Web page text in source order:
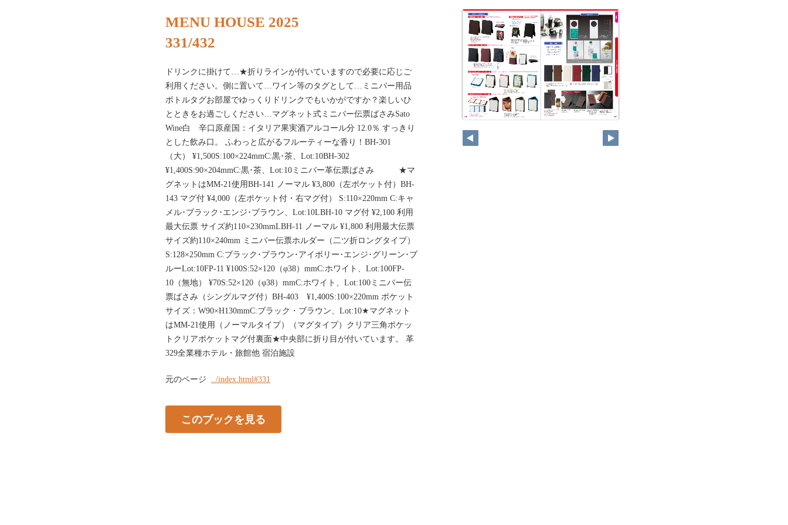
MENU HOUSE 2025
331/432
ドリンクに掛けて…★折りラインが付いていますので必要に応じご
利用ください。側に置いて…ワイン等のタグとして…ミニバー用品
ボトルタグお部屋でゆっくりドリンクでもいかがですか？楽しいひ
とときをお過ごしください…マグネット式ミニバー伝票ばさみSato
Wine白 辛口原産国：イタリア果実酒アルコール分 12.0％ すっきり
とした飲み口。 ふわっと広がるフルーティーな香り！BH-301
（大） ¥1,500S:100×224mmC:黒･茶、Lot:10BH-302
¥1,400S:90×204mmC:黒･茶、Lot:10ミニバー革伝票ばさみ ★マ
グネットはMM-21使用BH-141 ノーマル ¥3,800（左ポケット付）BH-
143 マグ付 ¥4,000（左ポケット付・右マグ付） S:110×220mm C:キャ
メル･ブラック･エンジ･ブラウン、Lot:10LBH-10 マグ付 ¥2,100 利用
最大伝票 サイズ約110×230mmLBH-11 ノーマル ¥1,800 利用最大伝票
サイズ約110×240mm ミニバー伝票ホルダー（二ツ折ロングタイプ）
S:128×250mm C:ブラック･ブラウン･アイボリー･エンジ･グリーン･ブ
ルーLot:10FP-11 ¥100S:52×120（φ38）mmC:ホワイト、Lot:100FP-
10（無地） ¥70S:52×120（φ38）mmC:ホワイト、Lot:100ミニバー伝
票ばさみ（シングルマグ付）BH-403 ¥1,400S:100×220mm ポケット
サイズ：W90×H130mmC:ブラック・ブラウン、Lot:10★マグネット
はMM-21使用（ノーマルタイプ）（マグタイプ）クリア三角ポケッ
トクリアポケットマグ付裏面★中央部に折り目が付いています。 革
329全業種ホテル・旅館他 宿泊施設
元のページ ../index.html#331
このブックを見る